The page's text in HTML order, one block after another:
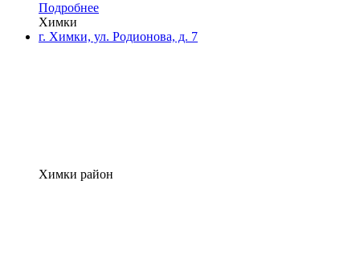
Подробнее
Химки
г. Химки, ул. Родионова, д. 7
Химки район